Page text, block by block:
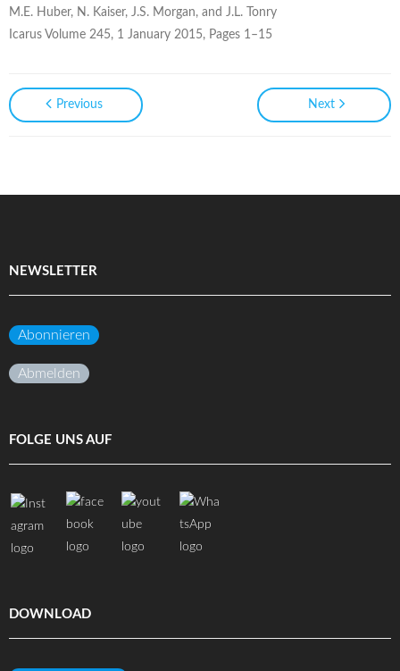
M.E. Huber, N. Kaiser, J.S. Morgan, and J.L. Tonry
Icarus Volume 245, 1 January 2015, Pages 1–15
Previous Next
NEWSLETTER
Abonnieren
Abmelden
FOLGE UNS AUF
DOWNLOAD